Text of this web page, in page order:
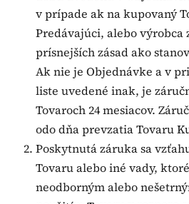
v prípade ak na kupovaný
Predávajúci, alebo výrobca
prísnejších zásad ako
Ak nie je Objednávke a v
liste uvedené inak, je
Tovaroch 24 mesiacov.
odo dňa prevzatia Tovaru
Poskytnutá záruka sa
Tovaru alebo iné vady,
neodborným alebo